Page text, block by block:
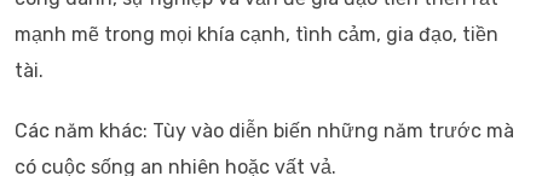
mạnh mẽ trong mọi khía cạnh, tình cảm, gia đạo, tiền
tài.
Các năm khác: Tùy vào diễn biến những năm trước mà
có cuộc sống an nhiên hoặc vất vả.